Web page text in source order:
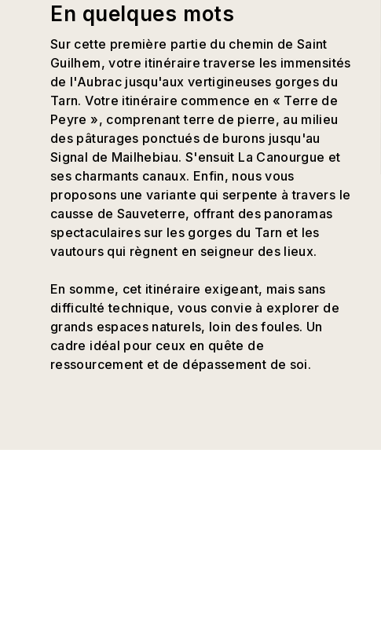
En quelques mots
Sur cette première partie du chemin de Saint
Guilhem, votre itinéraire traverse les immensités
de l'Aubrac jusqu'aux vertigineuses gorges du
Tarn. Votre itinéraire commence en « Terre de
Peyre », comprenant terre de pierre, au milieu
des pâturages ponctués de burons jusqu'au
Signal de Mailhebiau. S'ensuit La Canourgue et
ses charmants canaux. Enfin, nous vous
proposons une variante qui serpente à travers le
causse de Sauveterre, offrant des panoramas
spectaculaires sur les gorges du Tarn et les
vautours qui règnent en seigneur des lieux.
En somme, cet itinéraire exigeant, mais sans
difficulté technique, vous convie à explorer de
grands espaces naturels, loin des foules. Un
cadre idéal pour ceux en quête de
ressourcement et de dépassement de soi.